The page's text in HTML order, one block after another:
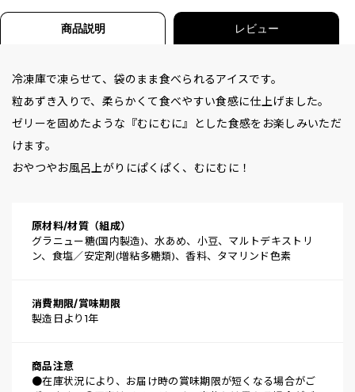
商品説明 レビュー
冷凍庫で凍らせて、袋のまま食べられるアイスです。
粒あずき入りで、柔らかくて食べやすい食感に仕上げました。
ゼリーを固めたような『むにむに』とした食感をお楽しみいただ
けます。
おやつやお風呂上がりにぱくぱく、むにむに！
原材料/材質（組成）
グラニュー糖(国内製造)、水あめ、小豆、マルトデキストリ
ン、食塩／安定剤(増粘多糖類)、香料、タマリンド色素
消費期限/賞味期限
製造日より1年
商品注意
●在庫状況により、お届け時の賞味期限が短くなる場合がご